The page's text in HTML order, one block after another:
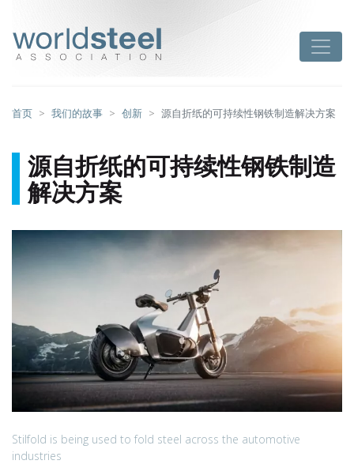
首页 我们的故事 创新 源自折纸的可持续性钢铁制造解决方案
源自折纸的可持续性钢铁制造
解决方案
Stilfold is being used to fold steel across the automotive
industries